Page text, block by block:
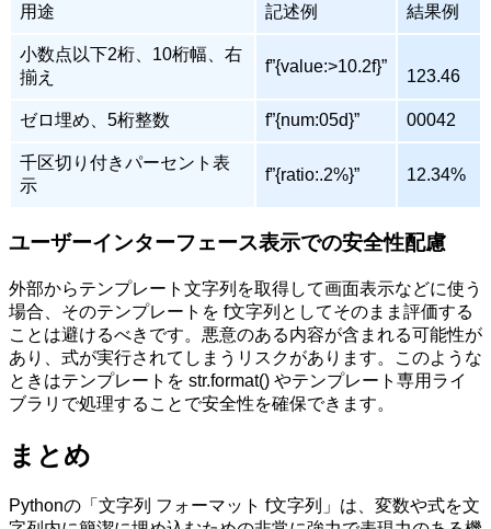
用途 記述例 結果例
小数点以下2桁、10桁幅、右
揃え
f”{value:>10.2f}”
123.46
ゼロ埋め、5桁整数 f”{num:05d}” 00042
千区切り付きパーセント表
示
f”{ratio:.2%}” 12.34%
ユーザーインターフェース表示での安全性配慮
外部からテンプレート文字列を取得して画面表示などに使う
場合、そのテンプレートを f文字列としてそのまま評価する
ことは避けるべきです。悪意のある内容が含まれる可能性が
あり、式が実行されてしまうリスクがあります。このような
ときはテンプレートを str.format() やテンプレート専用ライ
ブラリで処理することで安全性を確保できます。
まとめ
Pythonの「文字列 フォーマット f文字列」は、変数や式を文